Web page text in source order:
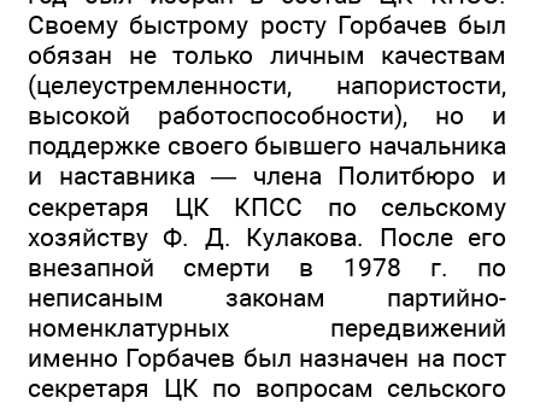
Своему быстрому росту Горбачев был
обязан не только личным качествам
(целеустремленности, напористости,
высокой работоспособности), но и
поддержке своего бывшего начальника
и наставника — члена Политбюро и
секретаря ЦК КПСС по сельскому
хозяйству Ф. Д. Кулакова. После его
внезапной смерти в 1978 г. по
неписаным законам партийно-
номенклатурных передвижений
именно Горбачев был назначен на пост
секретаря ЦК по вопросам сельского